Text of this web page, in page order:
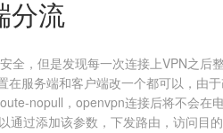
分流
是发现每一次连接上VPN之后整
服务端和客户端改一个都可以，
nopull，openvpn连接后将不会
通过添加该参数，下发路由，访问